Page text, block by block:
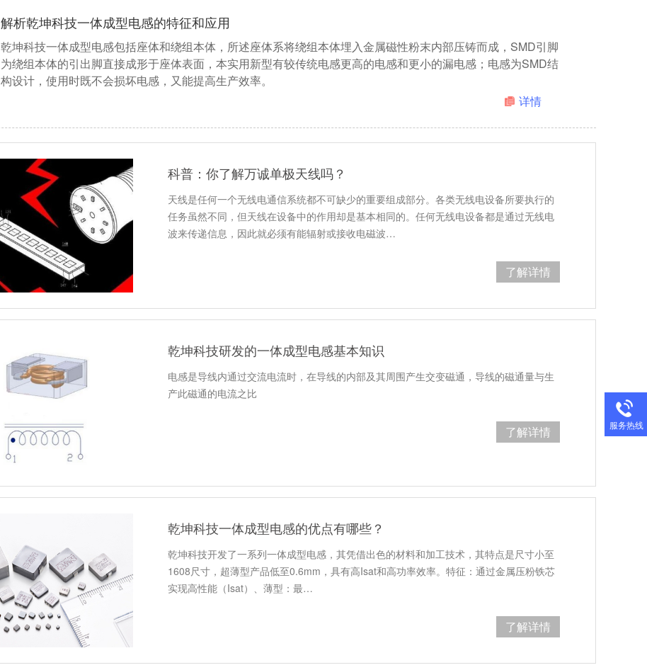
解析乾坤科技一体成型电感的特征和应用
乾坤科技一体成型电感包括座体和绕组本体，所述座体系将绕组本体埋入金属磁性粉末内部压铸而成，SMD引脚
为绕组本体的引出脚直接成形于座体表面，本实用新型有较传统电感更高的电感和更小的漏电感；电感为SMD结
构设计，使用时既不会损坏电感，又能提高生产效率。
详情
科普：你了解万诚单极天线吗？
天线是任何一个无线电通信系统都不可缺少的重要组成部分。各类无线电设备所要执行的
任务虽然不同，但天线在设备中的作用却是基本相同的。任何无线电设备都是通过无线电
波来传递信息，因此就必须有能辐射或接收电磁波…
了解详情
乾坤科技研发的一体成型电感基本知识
电感是导线内通过交流电流时，在导线的内部及其周围产生交变磁通，导线的磁通量与生
产此磁通的电流之比
了解详情
乾坤科技一体成型电感的优点有哪些？
乾坤科技开发了一系列一体成型电感，其凭借出色的材料和加工技术，其特点是尺寸小至
1608尺寸，超薄型产品低至0.6mm，具有高Isat和高功率效率。特征：通过金属压粉铁芯
实现高性能（Isat）、薄型：最…
了解详情
服务热线